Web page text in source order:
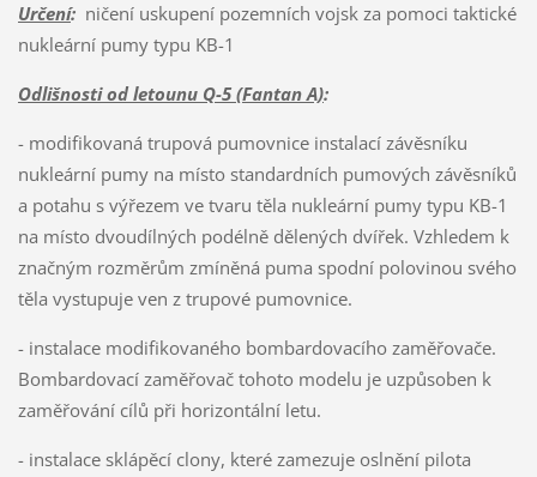
Určení:ničení uskupení pozemních vojsk za pomoci taktické
nukleární pumy typu KB-1
Odlišnosti od letounu Q-5 (Fantan A):
- modifikovaná trupová pumovnice instalací závěsníku
nukleární pumy na místo standardních pumových závěsníků
a potahu s výřezem ve tvaru těla nukleární pumy typu KB-1
na místo dvoudílných podélně dělených dvířek. Vzhledem k
značným rozměrům zmíněná puma spodní polovinou svého
těla vystupuje ven z trupové pumovnice.
- instalace modifikovaného bombardovacího zaměřovače.
Bombardovací zaměřovač tohoto modelu je uzpůsoben k
zaměřování cílů při horizontální letu.
- instalace sklápěcí clony, které zamezuje oslnění pilota